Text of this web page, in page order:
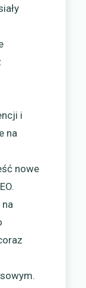
i
na
nowe